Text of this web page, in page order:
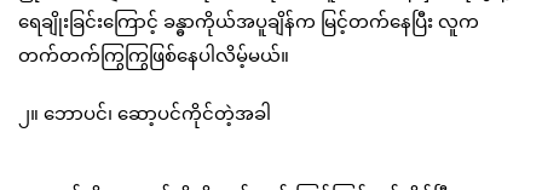
ရေချိုးခြင်းကြောင့် ခန္ဓာကိုယ်အပူချိန်က မြင့်တက်နေပြီး လူက
တက်တက်ကြွကြွဖြစ်နေပါလိမ့်မယ်။
၂။ ဘောပင်၊ ဆော့ပင်ကိုင်တဲ့အခါ